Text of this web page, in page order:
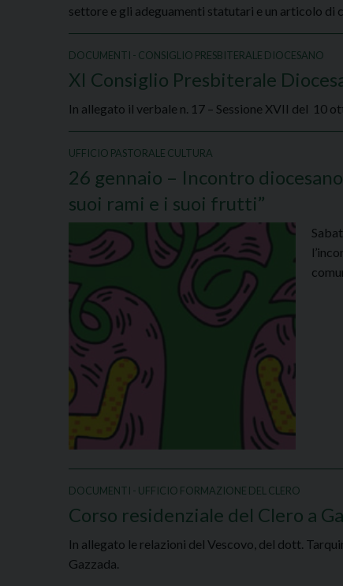
settore e gli adeguamenti statutari e un articolo di
DOCUMENTI - CONSIGLIO PRESBITERALE DIOCESANO
XI Consiglio Presbiterale
In allegato il verbale n. 17 – Sessione XVII del 10
UFFICIO PASTORALE CULTURA
26 gennaio – Incontro
suoi rami e i suoi frutti”
DOCUMENTI - UFFICIO FORMAZIONE DEL CLERO
Corso residenziale del Clero a
In allegato le relazioni del Vescovo, del dott.
Gazzada.